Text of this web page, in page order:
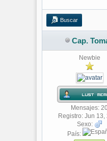
Buscar
Cap.
Newbie
Mensajes:
Registro: Jun 13,
Sexo:
País: